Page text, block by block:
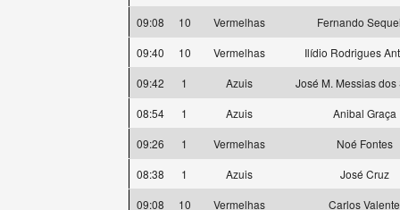
09:08
10 Vermelhas
Fernando
09:40
10 Vermelhas
Ilídio Rodrigues
09:42
1 Azuis
José M. Messias dos
08:54
1 Azuis
Anibal Graça
09:26
1 Vermelhas
Noé Fontes
08:38
1 Azuis
José Cruz
09:08
10 Vermelhas
Carlos Valente